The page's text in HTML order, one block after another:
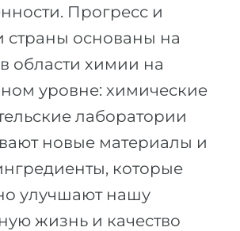
Прогресс и
страны основаны на
области химии на
уровне: химические
лаборатории
новые материалы и
которые
улучшают нашу
жизнь и качество